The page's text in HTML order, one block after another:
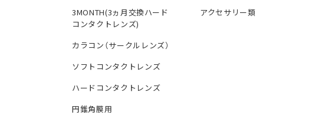
3MONTH(3ヵ月交換ハード
コンタクトレンズ)
カラコン（サークルレンズ）
ソフトコンタクトレンズ
ハードコンタクトレンズ
円錐角膜用
アクセサリー類